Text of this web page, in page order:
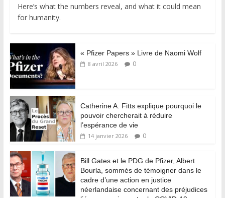
Here’s what the numbers reveal, and what it could mean
for humanity.
« Pfizer Papers » Livre de Naomi Wolf
8 avril 2026 0
Catherine A. Fitts explique pourquoi le
pouvoir chercherait à réduire
l’espérance de vie
14 janvier 2026 0
Bill Gates et le PDG de Pfizer, Albert
Bourla, sommés de témoigner dans le
cadre d’une action en justice
néerlandaise concernant des préjudices